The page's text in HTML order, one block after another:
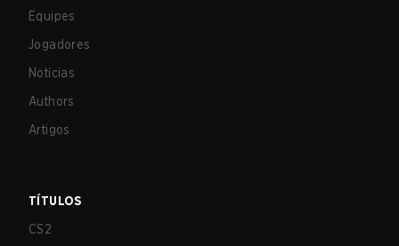
Equipes
Jogadores
Notícias
Authors
Artigos
TÍTULOS
CS2